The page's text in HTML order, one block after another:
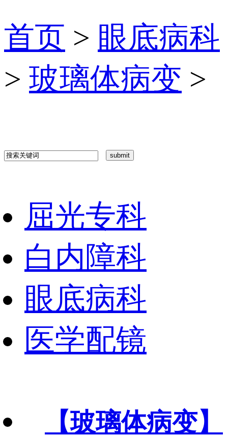
首页 > 眼底病科
> 玻璃体病变 >
屈光专科
白内障科
眼底病科
医学配镜
【玻璃体病变】